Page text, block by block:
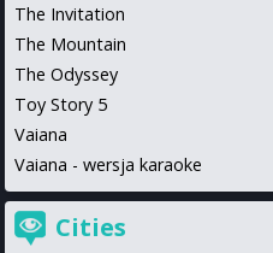
The Invitation
The Mountain
The Odyssey
Toy Story 5
Vaiana
Vaiana - wersja karaoke
Cities